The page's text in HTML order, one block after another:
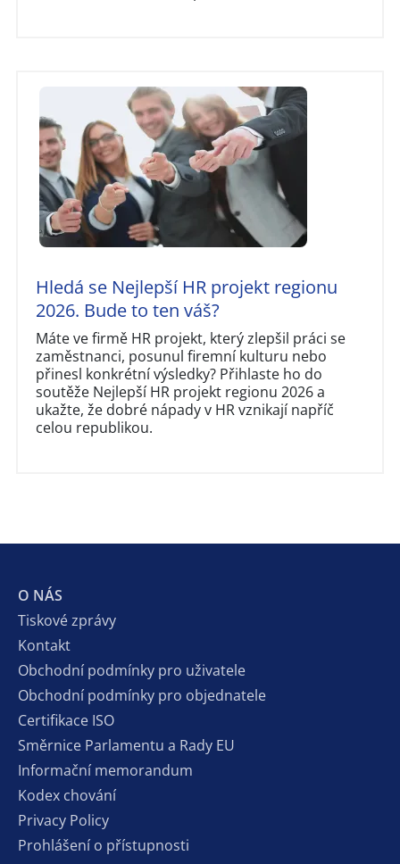
Hledá se Nejlepší HR projekt regionu
2026. Bude to ten váš?
Máte ve firmě HR projekt, který zlepšil práci se
zaměstnanci, posunul firemní kulturu nebo
přinesl konkrétní výsledky? Přihlaste ho do
soutěže Nejlepší HR projekt regionu 2026 a
ukažte, že dobré nápady v HR vznikají napříč
celou republikou.
O NÁS
Tiskové zprávy
Kontakt
Obchodní podmínky pro uživatele
Obchodní podmínky pro objednatele
Certifikace ISO
Směrnice Parlamentu a Rady EU
Informační memorandum
Kodex chování
Privacy Policy
Prohlášení o přístupnosti